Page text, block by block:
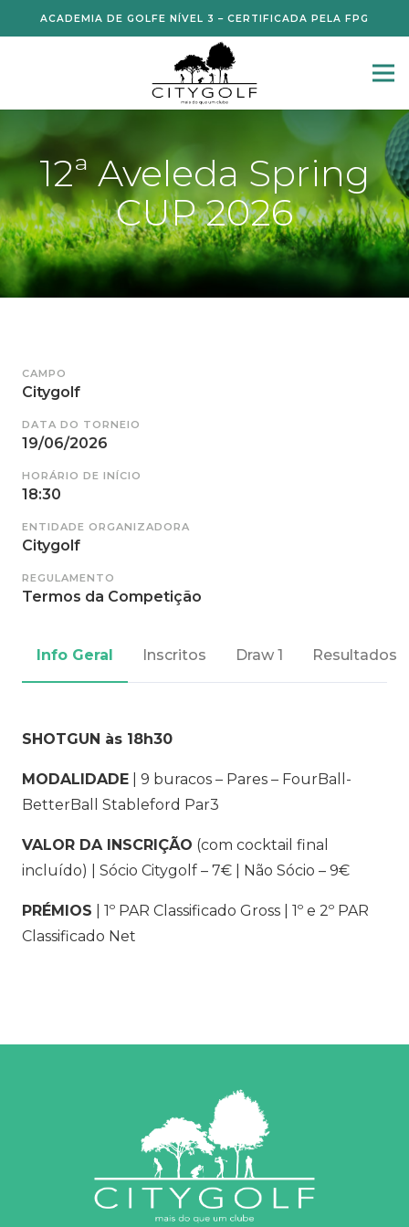
ACADEMIA DE GOLFE NÍVEL 3 – CERTIFICADA PELA FPG
12ª Aveleda Spring
CUP 2026
CAMPO
Citygolf
DATA DO TORNEIO
19/06/2026
HORÁRIO DE INÍCIO
18:30
ENTIDADE ORGANIZADORA
Citygolf
REGULAMENTO
Termos da Competição
Info Geral Inscritos Draw 1 Resultados
SHOTGUN às 18h30
MODALIDADE | 9 buracos – Pares – FourBall-
BetterBall Stableford Par3
VALOR DA INSCRIÇÃO (com cocktail final
incluído) | Sócio Citygolf – 7€ | Não Sócio – 9€
PRÉMIOS | 1º PAR Classificado Gross | 1º e 2º PAR
Classificado Net